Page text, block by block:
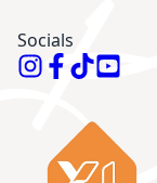
Socials